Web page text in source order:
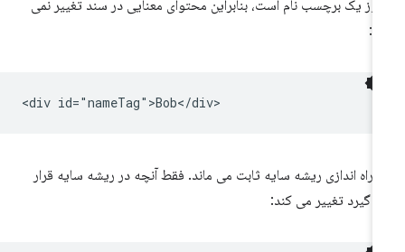
یک برچسب نام است، بنابراین محتوای معنایی در سند تغییر نمی
راه اندازی ریشه سایه ثابت می ماند. فقط آنچه در ریشه سایه قرار
گیرد تغییر می کند: